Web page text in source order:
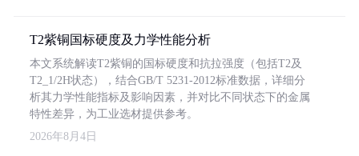
T2紫铜国标硬度及力学性能分析
本文系统解读T2紫铜的国标硬度和抗拉强度（包括T2及
T2_1/2H状态），结合GB/T 5231-2012标准数据，详细分
析其力学性能指标及影响因素，并对比不同状态下的金属
特性差异，为工业选材提供参考。
2026年8月4日